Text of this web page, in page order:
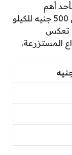
أهم
الأصناف الفاخرة التي تستقر عند مستوى 500 جنيه للكيلو
تعكس
المستزرعة.